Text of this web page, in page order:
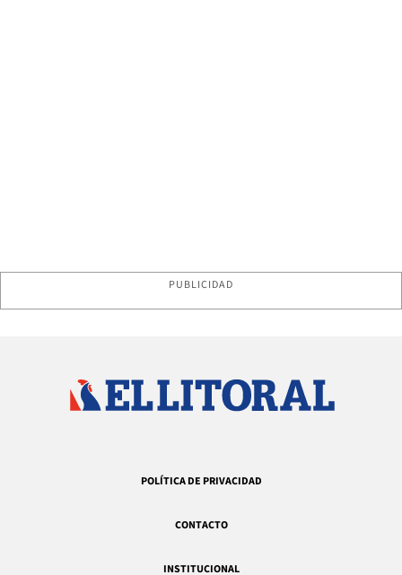
PUBLICIDAD
POLÍTICA DE PRIVACIDAD
CONTACTO
INSTITUCIONAL